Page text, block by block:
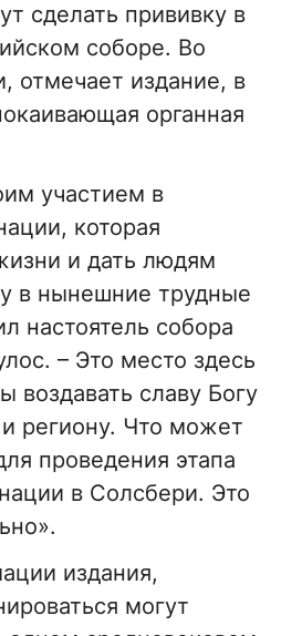
сделать прививку в
соборе. Во
отмечает издание, в
органная
участием в
которая
и дать людям
в нынешние трудные
настоятель собора
– Это место здесь
воздавать славу Богу
региону. Что может
проведения этапа
в Солсбери. Это
издания,
могут